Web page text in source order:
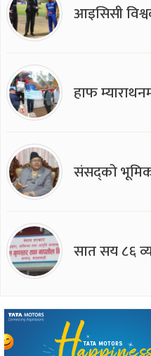
आइसिसी
हाफ
संसद्को
सात सय ८६